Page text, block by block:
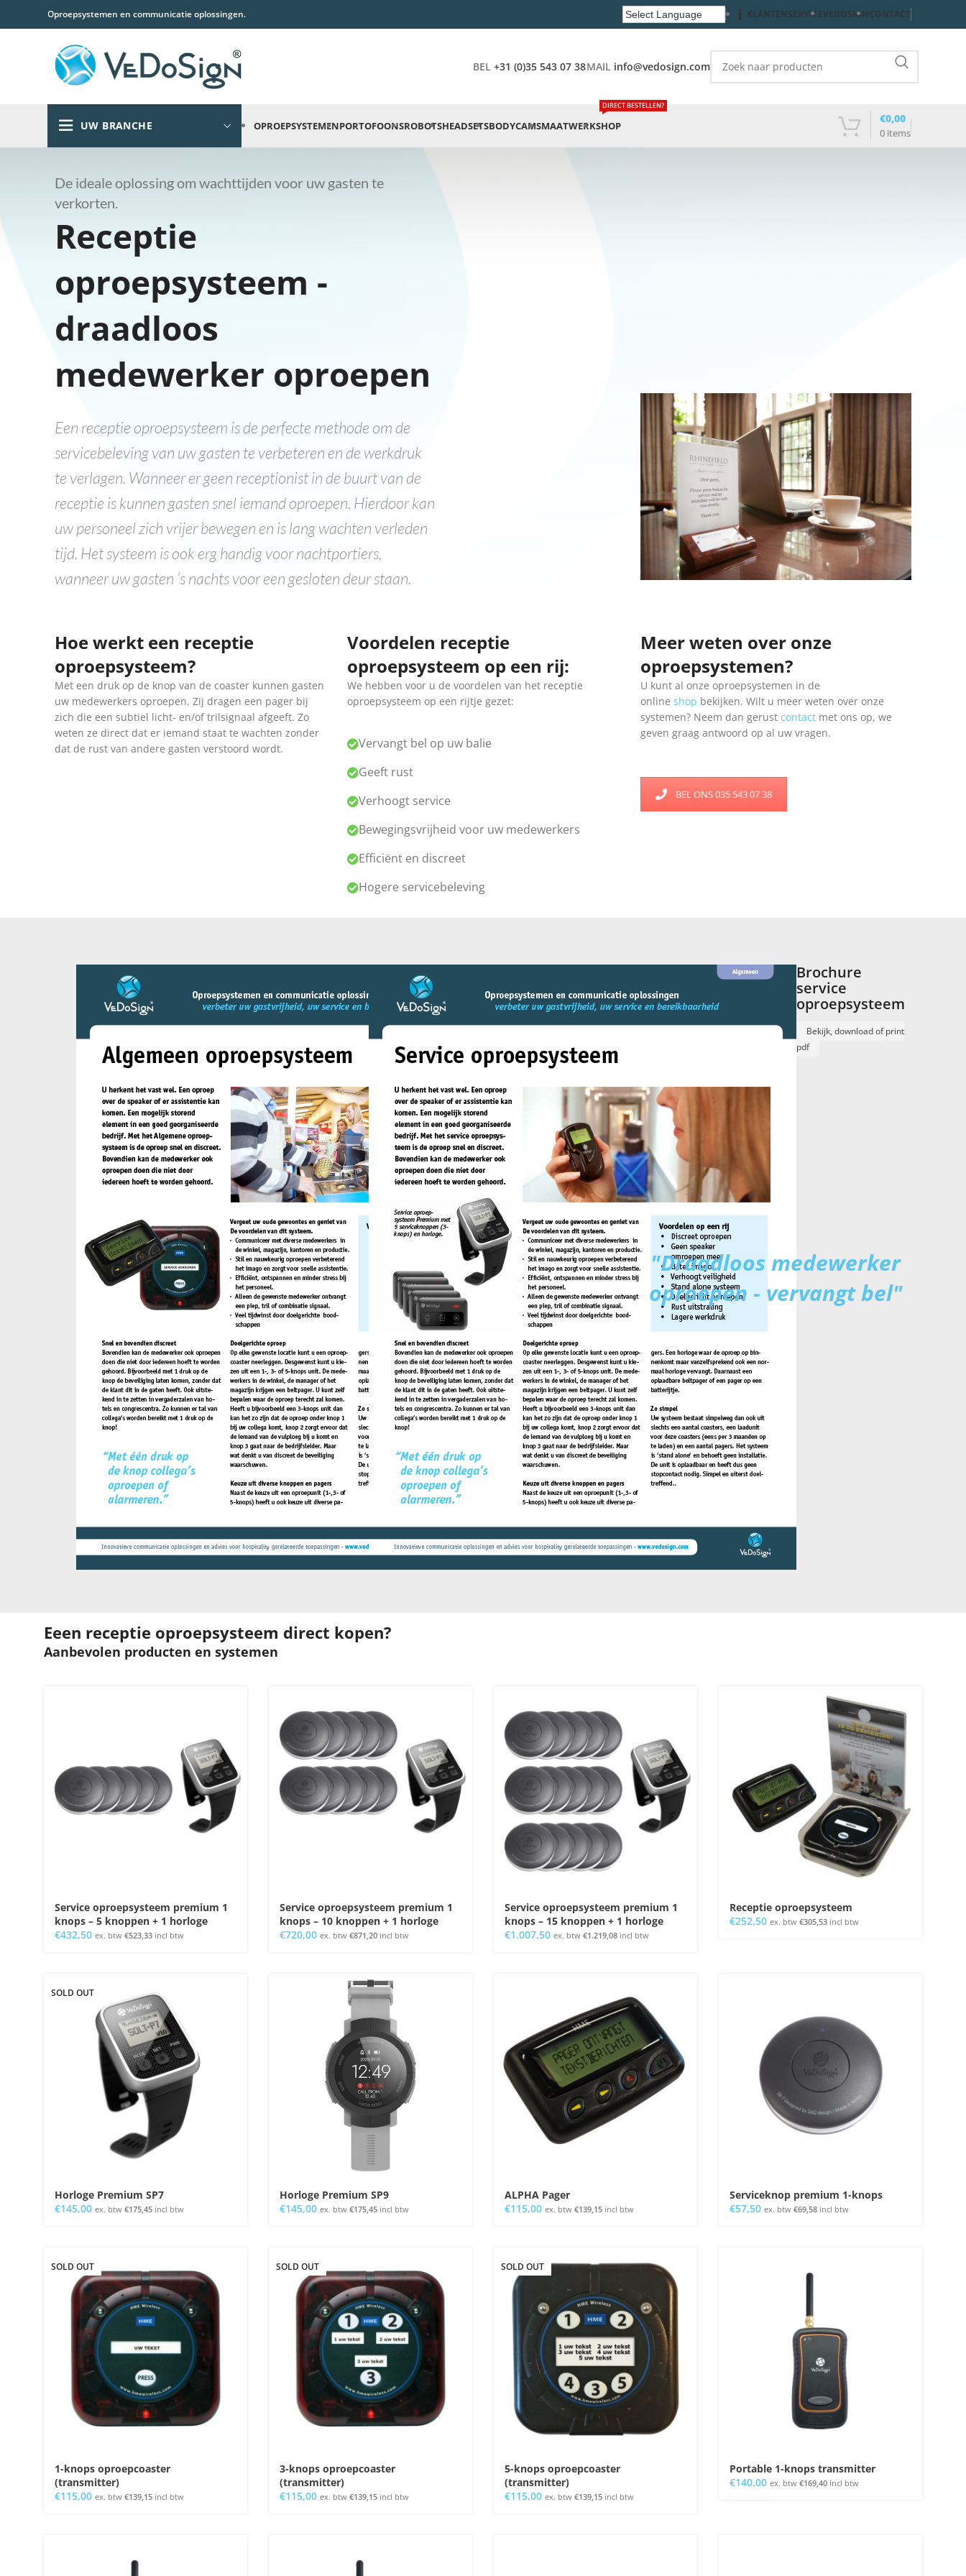
Oproepsystemen en communicatie oplossingen. KLANTENSERVICEVEDOSIGNCONTACT
BEL +31 (0)35 543 07 38MAIL info@vedosign.com
UW BRANCHE OPROEPSYSTEMENPORTOFOONSROBOTSHEADSETSBODYCAMSMAATWERKSHOP
DIRECT BESTELLEN?
0 items
€0,00
De ideale oplossing om wachttijden voor uw gasten te
verkorten.
Receptie
oproepsysteem -
draadloos
medewerker oproepen
Een receptie oproepsysteem is de perfecte methode om de
servicebeleving van uw gasten te verbeteren en de werkdruk
te verlagen. Wanneer er geen receptionist in de buurt van de
receptie is kunnen gasten snel iemand oproepen. Hierdoor kan
uw personeel zich vrijer bewegen en is lang wachten verleden
tijd. Het systeem is ook erg handig voor nachtportiers,
wanneer uw gasten ‘s nachts voor een gesloten deur staan.
Hoe werkt een receptie
oproepsysteem?
Met een druk op de knop van de coaster kunnen gasten
uw medewerkers oproepen. Zij dragen een pager bij
zich die een subtiel licht- en/of trilsignaal afgeeft. Zo
weten ze direct dat er iemand staat te wachten zonder
dat de rust van andere gasten verstoord wordt.
Voordelen receptie
oproepsysteem op een rij:
We hebben voor u de voordelen van het receptie
oproepsysteem op een rijtje gezet:
Vervangt bel op uw balie
Geeft rust
Verhoogt service
Bewegingsvrijheid voor uw medewerkers
Efficiënt en discreet
Hogere servicebeleving
Meer weten over onze
oproepsystemen?
U kunt al onze oproepsystemen in de
online shop bekijken. Wilt u meer weten over onze
systemen? Neem dan gerust contactmet ons op, we
geven graag antwoord op al uw vragen.
BEL ONS 035 543 07 38
algemeen
oproepsysteem
Brochure
service
oproepsysteem
Bekijk, download of print
pdf
"Draadloos medewerker
oproepen - vervangt bel"
Eeen receptie oproepsysteem direct kopen?
Aanbevolen producten en systemen
Service oproepsysteem premium 1
knops – 5 knoppen + 1 horloge
€432,50 ex. btw €523,33 incl btw
Service oproepsysteem premium 1
knops – 10 knoppen + 1 horloge
€720,00 ex. btw €871,20 incl btw
Service oproepsysteem premium 1
knops – 15 knoppen + 1 horloge
€1.007,50 ex. btw €1.219,08 incl btw
Receptie oproepsysteem
€252,50 ex. btw €305,53 incl btw
SOLD OUT
Horloge Premium SP7
€145,00 ex. btw €175,45 incl btw
Horloge Premium SP9
€145,00 ex. btw €175,45 incl btw
ALPHA Pager
€115,00 ex. btw €139,15 incl btw
Serviceknop premium 1-knops
€57,50 ex. btw €69,58 incl btw
SOLD OUT
1-knops oproepcoaster
(transmitter)
€115,00 ex. btw €139,15 incl btw
SOLD OUT
3-knops oproepcoaster
(transmitter)
€115,00 ex. btw €139,15 incl btw
SOLD OUT
5-knops oproepcoaster
(transmitter)
€115,00 ex. btw €139,15 incl btw
Portable 1-knops transmitter
€140,00 ex. btw €169,40 incl btw